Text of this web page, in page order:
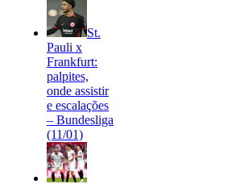
St.
Pauli x
Frankfurt:
palpites,
onde assistir
e escalações
– Bundesliga
(11/01)